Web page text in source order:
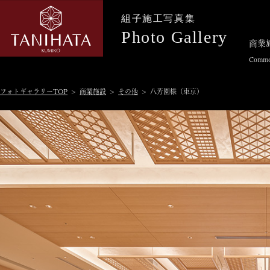
組子施工写真集
Photo Gallery 商業
フォトギャラリーTOP > 商業施設 > その他 > 八芳園様（東京）